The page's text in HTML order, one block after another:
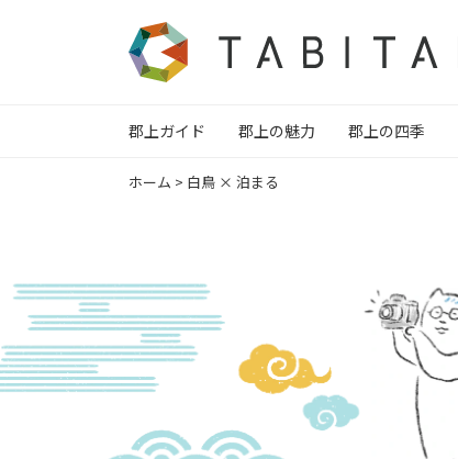
郡上ガイド 郡上の魅力 郡上の四季
ホーム > 白鳥 × 泊まる